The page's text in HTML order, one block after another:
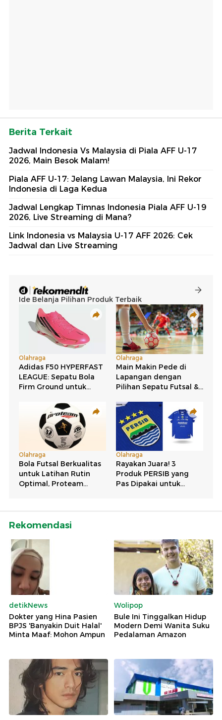
Berita Terkait
Jadwal Indonesia Vs Malaysia di Piala AFF U-17
2026, Main Besok Malam!
Piala AFF U-17: Jelang Lawan Malaysia, Ini Rekor
Indonesia di Laga Kedua
Jadwal Lengkap Timnas Indonesia Piala AFF U-19
2026, Live Streaming di Mana?
Link Indonesia vs Malaysia U-17 AFF 2026: Cek
Jadwal dan Live Streaming
Rekomendasi
detikNews
Dokter yang Hina Pasien
BPJS 'Banyakin Duit Halal'
Minta Maaf: Mohon Ampun
Wolipop
Bule Ini Tinggalkan Hidup
Modern Demi Wanita Suku
Pedalaman Amazon